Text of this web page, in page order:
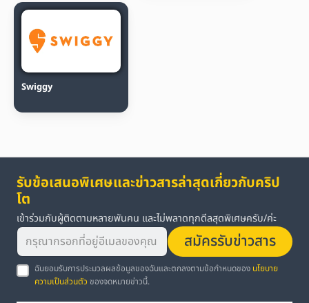
Swiggy
รับข้อเสนอพิเศษและข่าวสารล่าสุดเกี่ยวกับคริป
โต
เข้าร่วมกับผู้ติดตามหลายพันคน และไม่พลาดทุกดีลสุดพิเศษครับ/ค่ะ
สมัครรับข่าวสาร
ฉันยอมรับการประมวลผลข้อมูลของฉันและตกลงตามข้อกำหนดของ นโยบาย
ความเป็นส่วนตัว ของจดหมายข่าวนี้.